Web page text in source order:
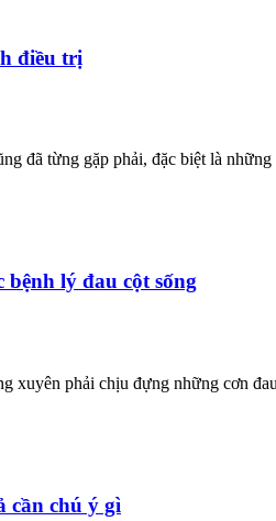
điều trị
đã từng gặp phải, đặc biệt là
lý đau cột sống
xuyên phải chịu đựng những cơn
cần chú ý gì